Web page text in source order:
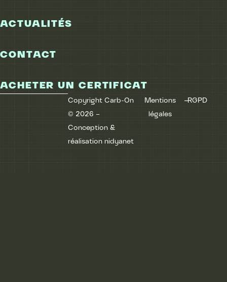
ACTUALITÉS
CONTACT
ACHETER UN CERTIFICAT
CopyrightCarb-On
© 2026 –
Conception &
réalisationnidyanet
Mentions
légales
–RGPD